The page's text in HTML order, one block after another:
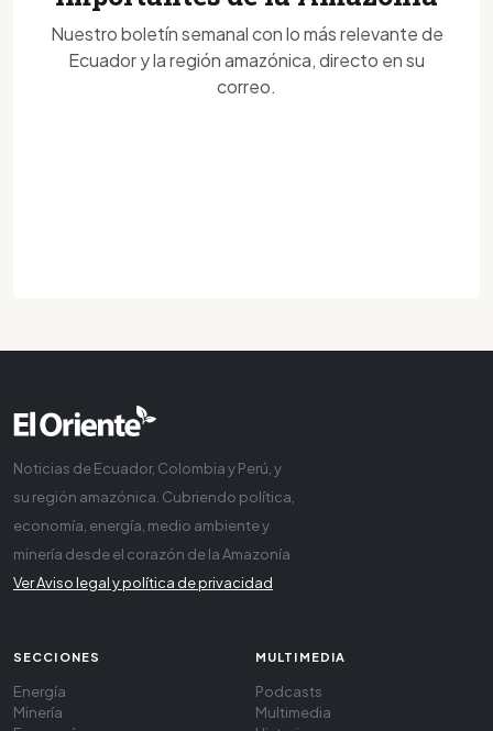
Nuestro boletín semanal con lo más relevante de
Ecuador y la región amazónica, directo en su
correo.
Noticias de Ecuador, Colombia y Perú, y
su región amazónica. Cubriendo política,
economía, energía, medio ambiente y
minería desde el corazón de la Amazonía
Ver Aviso legal y política de privacidad
SECCIONES
Energía
Minería
MULTIMEDIA
Podcasts
Multimedia